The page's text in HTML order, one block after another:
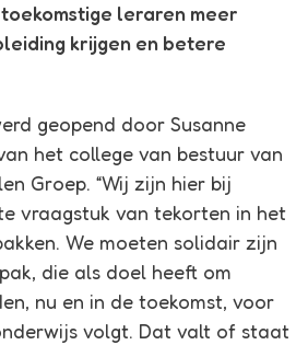
leraren meer
krijgen en betere
geopend door Susanne
het college van bestuur van
Groep. “Wij zijn hier bij
vraagstuk van tekorten in het
We moeten solidair zijn
die als doel heeft om
nu en in de toekomst, voor
volgt. Dat valt of staat